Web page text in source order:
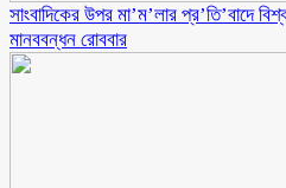
সাংবাদিকের উপর মা’ম’লার প্র’তি’বাদে
মানববন্ধন রোববার